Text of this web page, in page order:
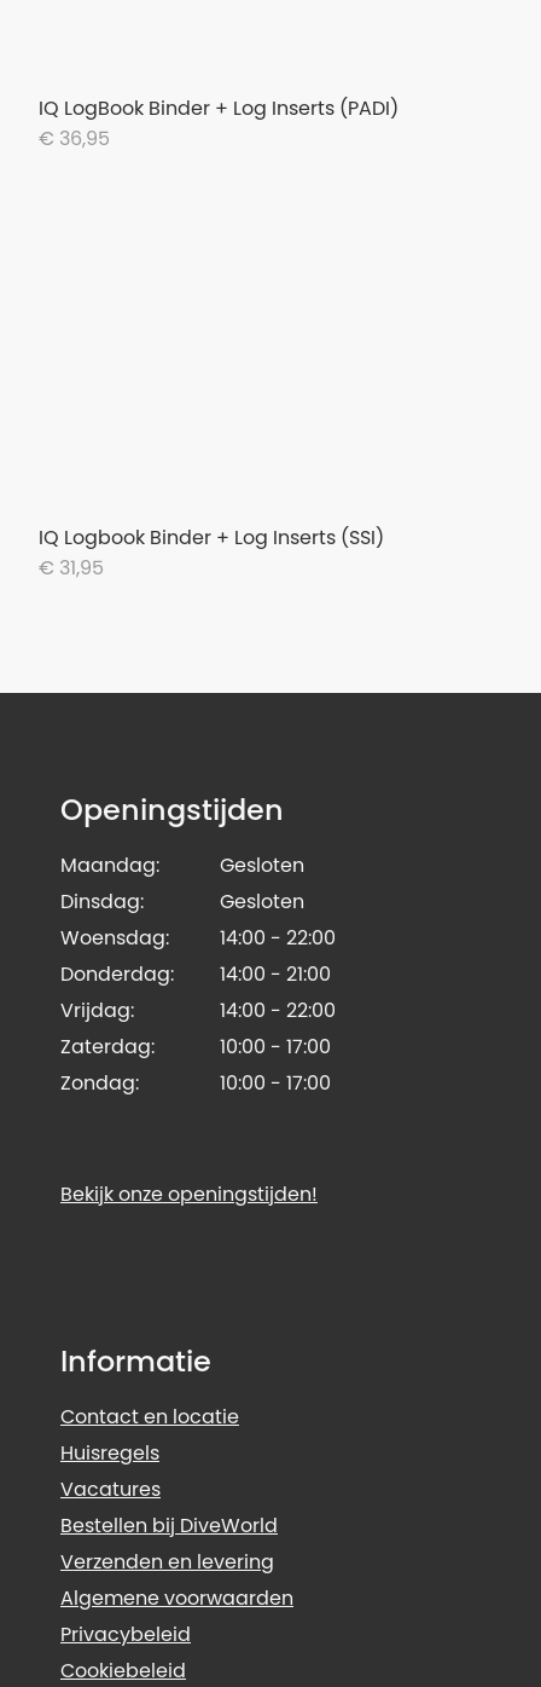
IQ LogBook Binder + Log Inserts (PADI)
€ 36,95
IQ Logbook Binder + Log Inserts (SSI)
€ 31,95
Openingstijden
Maandag:
Gesloten
Dinsdag:
Gesloten
Woensdag:
14:00 - 22:00
Donderdag:
14:00 - 21:00
Vrijdag:
14:00 - 22:00
Zaterdag:
10:00 - 17:00
Zondag:
10:00 - 17:00
Bekijk onze openingstijden!
Informatie
Contact en locatie
Huisregels
Vacatures
Bestellen bij DiveWorld
Verzenden en levering
Algemene voorwaarden
Privacybeleid
Cookiebeleid